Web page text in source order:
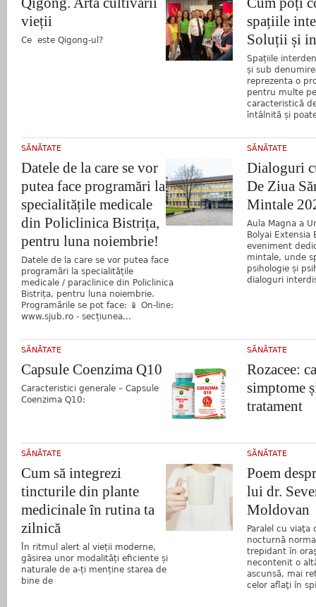
vieții
Ce este Qigong-ul?
spațiile
Soluții și
Spațiile
și sub
reprezenta o
pentru multe
caracteristică
întâlnită și
SĂNĂTATE
Datele de la care se vor
putea face programări la
specialitățile medicale
din Policlinica Bistrița,
pentru luna noiembrie!
Datele de la care se vor putea face
programări la specialitățile
medicale / paraclinice din Policlinica
Bistrița, pentru luna noiembrie.
Programările se pot face: 📱 On-line:
www.sjub.ro - secțiunea...
SĂNĂTATE
Dialoguri
De Ziua
Mintale
Aula Magna a
Bolyai Extensia
eveniment
mintale, unde
psihologie și
dialoguri
SĂNĂTATE
Capsule Coenzima Q10
Caracteristici generale – Capsule
Coenzima Q10:
SĂNĂTATE
Rozacee:
simptome
tratament
SĂNĂTATE
Cum să integrezi
tincturile din plante
medicinale în rutina ta
zilnică
În ritmul alert al vieții moderne,
găsirea unor modalități eficiente și
naturale de a-ți menține starea de
bine de
SĂNĂTATE
Poem
lui dr.
Moldovan
Paralel cu viaţa
nocturnă
trepidant în
necontenit o
ascunsă, mai
celor aflaţi în